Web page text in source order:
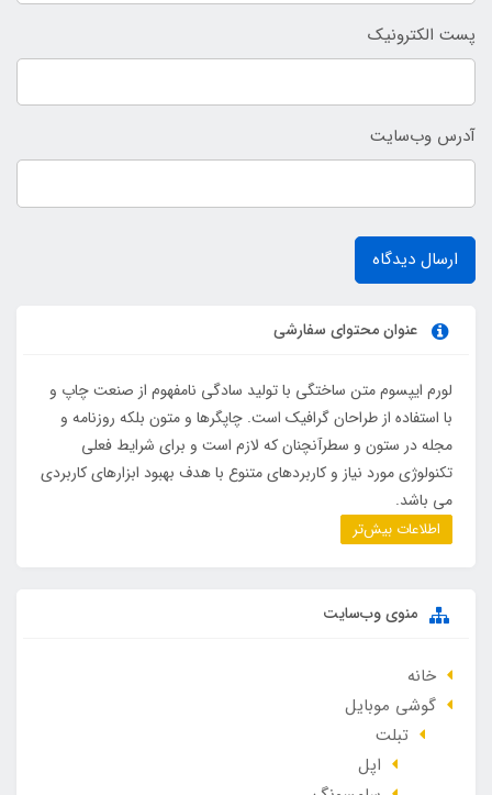
پست الکترونیک
آدرس وب‌سایت
ارسال دیدگاه
عنوان محتوای سفارشی
لورم ایپسوم متن ساختگی با تولید سادگی نامفهوم از صنعت چاپ و
با استفاده از طراحان گرافیک است. چاپگرها و متون بلکه روزنامه و
مجله در ستون و سطرآنچنان که لازم است و برای شرایط فعلی
تکنولوژی مورد نیاز و کاربردهای متنوع با هدف بهبود ابزارهای کاربردی
می باشد.
اطلاعات بیش‌تر
منوی وب‌سایت
خانه
گوشی موبایل
تبلت
اپل